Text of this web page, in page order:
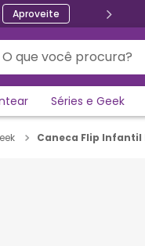
PIX
você procura?
Séries e Geek
Caneca Flip Infantil